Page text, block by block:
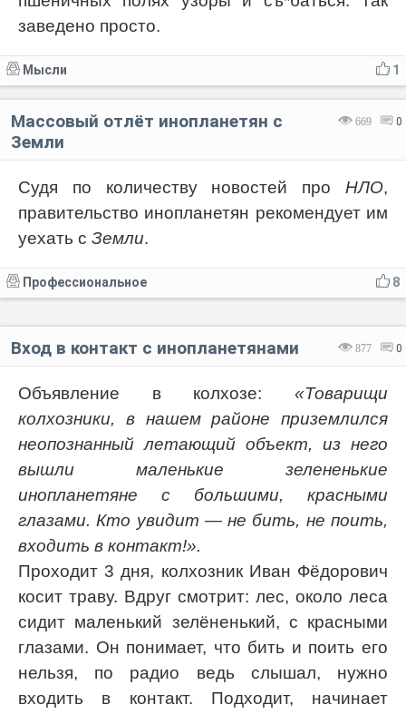
заведено просто.
1
Мысли
669 0
Массовый отлёт инопланетян с
Земли
Судя по количеству новостей про НЛО,
правительство инопланетян рекомендует им
уехать с Земли.
8
Профессиональное
877 0
Вход в контакт с инопланетянами
Объявление в колхозе: «Товарищи
колхозники, в нашем районе приземлился
неопознанный летающий объект, из него
вышли маленькие зелененькие
инопланетяне с большими, красными
глазами. Кто увидит — не бить, не поить,
входить в контакт!».
Проходит 3 дня, колхозник Иван Фёдорович
косит траву. Вдруг смотрит: лес, около леса
сидит маленький зелёненький, с красными
глазами. Он понимает, что бить и поить его
нельзя, по радио ведь слышал, нужно
входить в контакт. Подходит, начинает